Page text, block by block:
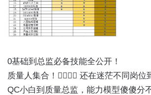
0基础到总监必备技能全公开！
质量人集合！🙋‍♀️🙋‍♂️ 还在迷茫不同岗
QC小白到质量总监，能力模型傻傻分